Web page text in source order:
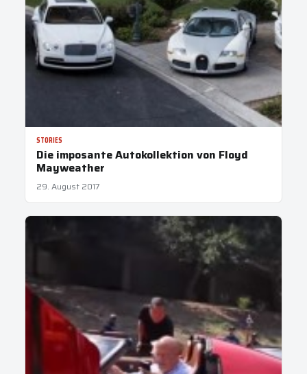
STORIES
Die imposante Autokollektion von Floyd
Mayweather
29. August 2017